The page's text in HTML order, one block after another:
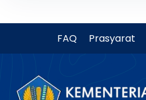
FAQ Prasyarat